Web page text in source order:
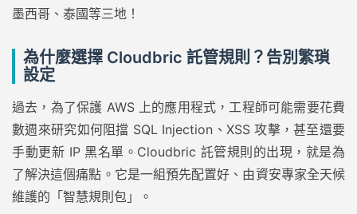
墨西哥、泰國等三地！
為什麼選擇 Cloudbric 託管規則？告別繁瑣
設定
過去，為了保護 AWS 上的應用程式，工程師可能需要花費
數週來研究如何阻擋 SQL Injection、XSS 攻擊，甚至還要
手動更新 IP 黑名單。Cloudbric 託管規則的出現，就是為
了解決這個痛點。它是一組預先配置好、由資安專家全天候
維護的「智慧規則包」。